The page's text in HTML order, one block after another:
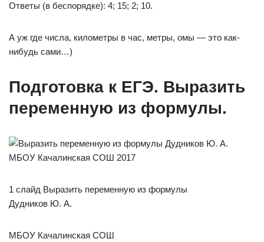
Ответы (в беспорядке): 4; 15; 2; 10.
А уж где числа, километры в час, метры, омы — это как-
нибудь сами…)
Подготовка к ЕГЭ. Выразить
переменную из формулы.
1 слайд Выразить переменную из формулы
Дудников Ю. А.
МБОУ Качалинская СОШ